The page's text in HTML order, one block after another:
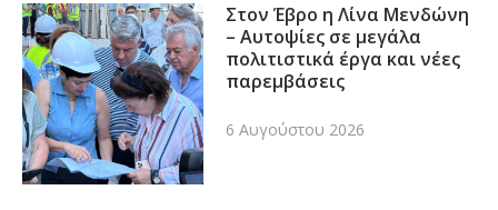
Στον Έβρο η Λίνα Μενδώνη
– Αυτοψίες σε μεγάλα
πολιτιστικά έργα και νέες
παρεμβάσεις
6 Αυγούστου 2026